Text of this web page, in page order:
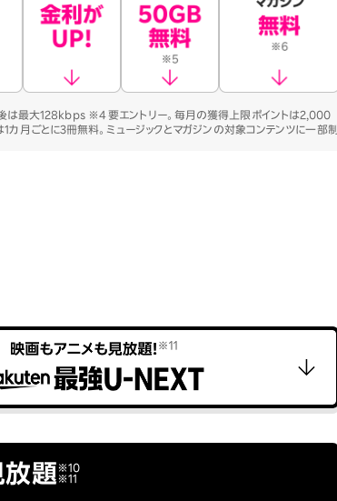
最大128kbps ※4 要エントリー。毎月の獲得上限ポイントは2,000
月ごとに3冊無料。ミュージックとマガジンの対象コンテンツに一部制
放題※10
※11